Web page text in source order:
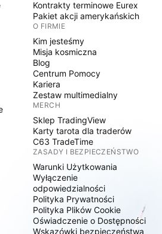
Kontrakty terminowe Eurex
Pakiet akcji amerykańskich
O FIRMIE
Kim jesteśmy
Misja kosmiczna
Blog
Centrum Pomocy
Kariera
Zestaw multimedialny
MERCH
Sklep TradingView
Karty tarota dla traderów
C63 TradeTime
ZASADY I BEZPIECZEŃSTWO
Warunki Użytkowania
Wyłączenie
odpowiedzialności
Polityka Prywatności
Polityka Plików Cookie
Oświadczenie o Dostępności
Wskazówki bezpieczeństwa